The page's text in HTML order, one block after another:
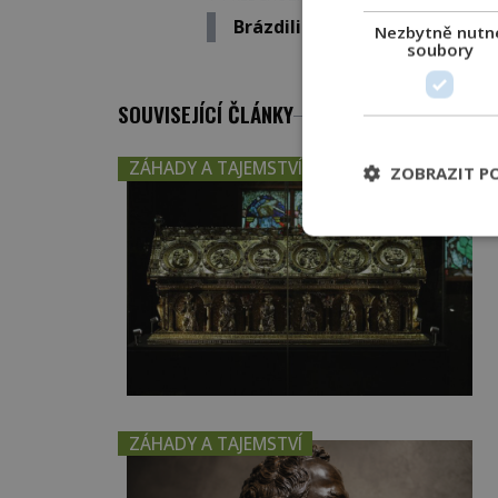
Brázdili planetu obří tučňáci?
SOUVISEJÍCÍ ČLÁNKY
ZÁHADY A TAJEMSTVÍ
ZÁHADY A TAJEMSTVÍ
Nezbytně
soubory
ZOBRAZIT